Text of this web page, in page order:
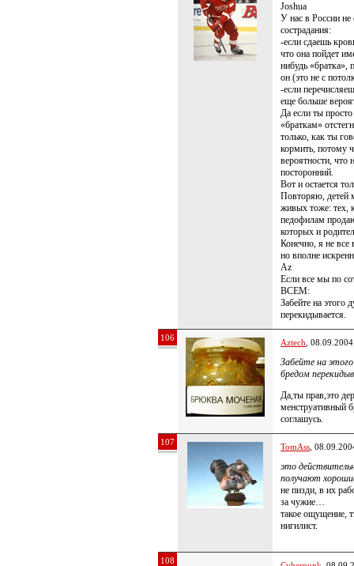
Joshua
У нас в России не
сострадания:
-если сдаешь
что она пойдет
нибудь «братка»,
он (это не с
-если
еще больше
Да если ты
«браткам»
только, как ты
кормить, потому
вероятности, что
посторонний.
Вот и остается
Повторяю, детей
живых тоже: тех,
педофилам
которых и
Конечно, я не
но вполне
Az
Если все мы по
ВСЕМ:
Забейте на этого
перекидывается.
106 Aztech ,
Забейте на
бредом
Да,ты прав,это
менструативный
соглашусь.
107 TomAss ,
это
получают
не пизди, в их
за чужие…
такое ощущение,
нигилист.
108